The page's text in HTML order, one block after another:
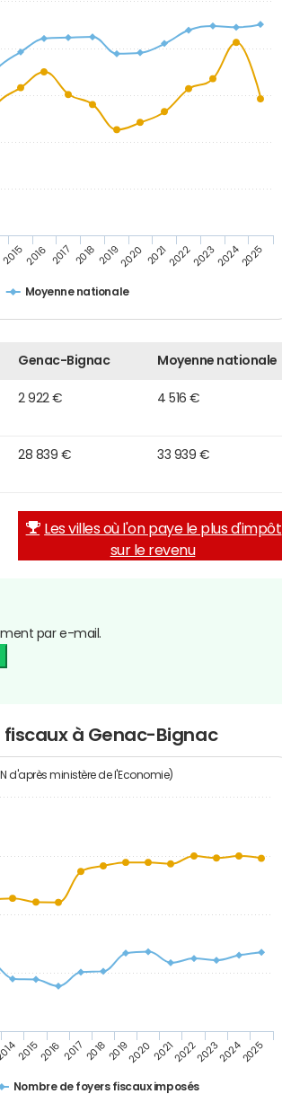
Moyenne nationale
20152016 2017 201820192020 20212022202320242025
Genac-Bignac Moyenne nationale
2 922 € 4 516 €
28 839 € 33 939 €
Les villes où l'on paye le plus d'impôt
sur le revenu
par e-mail.
à Genac-Bignac
d'après ministère de l'Economie)
Nombre de foyers fiscaux imposés
20152016 2017 20182019202020212022202320242025